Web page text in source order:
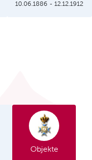
10.06.1886 -12.12.1912
Objekte